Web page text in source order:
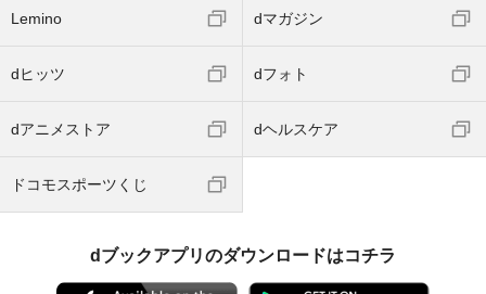
Lemino dマガジン
dヒッツ dフォト
dアニメストア dヘルスケア
ドコモスポーツくじ
dブックアプリのダウンロードはコチラ